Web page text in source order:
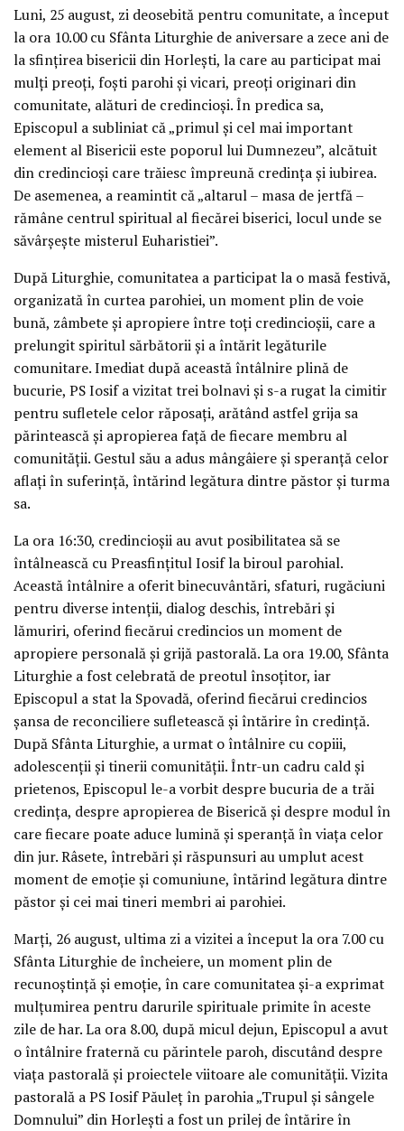
Luni, 25 august, zi deosebită pentru comunitate, a început
la ora 10.00 cu Sfânta Liturghie de aniversare a zece ani de
la sfințirea bisericii din Horlești, la care au participat mai
mulți preoți, foști parohi și vicari, preoți originari din
comunitate, alături de credincioși. În predica sa,
Episcopul a subliniat că „primul și cel mai important
element al Bisericii este poporul lui Dumnezeu”, alcătuit
din credincioși care trăiesc împreună credința și iubirea.
De asemenea, a reamintit că „altarul – masa de jertfă –
rămâne centrul spiritual al fiecărei biserici, locul unde se
săvârșește misterul Euharistiei”.
După Liturghie, comunitatea a participat la o masă festivă,
organizată în curtea parohiei, un moment plin de voie
bună, zâmbete și apropiere între toți credincioșii, care a
prelungit spiritul sărbătorii și a întărit legăturile
comunitare. Imediat după această întâlnire plină de
bucurie, PS Iosif a vizitat trei bolnavi și s-a rugat la cimitir
pentru sufletele celor răposați, arătând astfel grija sa
părintească și apropierea față de fiecare membru al
comunității. Gestul său a adus mângâiere și speranță celor
aflați în suferință, întărind legătura dintre păstor și turma
sa.
La ora 16:30, credincioșii au avut posibilitatea să se
întâlnească cu Preasfințitul Iosif la biroul parohial.
Această întâlnire a oferit binecuvântări, sfaturi, rugăciuni
pentru diverse intenții, dialog deschis, întrebări și
lămuriri, oferind fiecărui credincios un moment de
apropiere personală și grijă pastorală. La ora 19.00, Sfânta
Liturghie a fost celebrată de preotul însoțitor, iar
Episcopul a stat la Spovadă, oferind fiecărui credincios
șansa de reconciliere sufletească și întărire în credință.
După Sfânta Liturghie, a urmat o întâlnire cu copiii,
adolescenții și tinerii comunității. Într-un cadru cald și
prietenos, Episcopul le-a vorbit despre bucuria de a trăi
credința, despre apropierea de Biserică și despre modul în
care fiecare poate aduce lumină și speranță în viața celor
din jur. Râsete, întrebări și răspunsuri au umplut acest
moment de emoție și comuniune, întărind legătura dintre
păstor și cei mai tineri membri ai parohiei.
Marți, 26 august, ultima zi a vizitei a început la ora 7.00 cu
Sfânta Liturghie de încheiere, un moment plin de
recunoștință și emoție, în care comunitatea și-a exprimat
mulțumirea pentru darurile spirituale primite în aceste
zile de har. La ora 8.00, după micul dejun, Episcopul a avut
o întâlnire fraternă cu părintele paroh, discutând despre
viața pastorală și proiectele viitoare ale comunității. Vizita
pastorală a PS Iosif Păuleț în parohia „Trupul și sângele
Domnului” din Horlești a fost un prilej de întărire în